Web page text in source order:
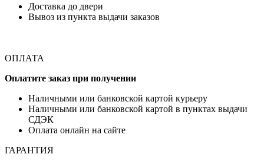
Доставка до двери
Вывоз из пункта выдачи заказов
ОПЛАТА
Оплатите заказ при получении
Наличными или банковской картой курьеру
Наличными или банковской картой в пунктах выдачи
СДЭК
Оплата онлайн на сайте
ГАРАНТИЯ